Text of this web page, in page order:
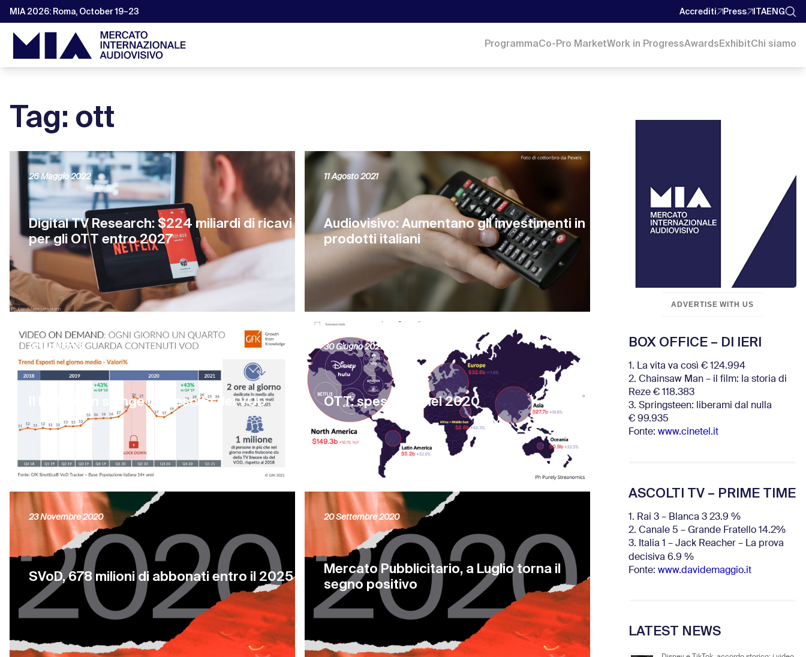
MIA 2026: Roma, October 19–23 Accrediti Press ITAENG
ProgrammaCo-Pro MarketWork in ProgressAwardsExhibitChi siamo
Tag: ott
Digital TV Research: $224 miliardi di ricavi
per gli OTT entro 2027
26 Maggio 2022
Audiovisivo: Aumentano gli investimenti in
prodotti italiani
11 Agosto 2021
Il lockdown spinge la crescita del VOD
22 Luglio 2021
OTT: spese folli nel 2020
30 Giugno 2021
SVoD, 678 milioni di abbonati entro il 2025
23 Novembre 2020
Mercato Pubblicitario, a Luglio torna il
segno positivo
20 Settembre 2020
ADVERTISE WITH US
BOX OFFICE – DI IERI
1. La vita va così € 124.994
2. Chainsaw Man – il film: la storia di
Reze € 118.383
3. Springsteen: liberami dal nulla
€ 99.935
Fonte: www.cinetel.it
ASCOLTI TV – PRIME TIME
1. Rai 3 – Blanca 3 23.9 %
2. Canale 5 – Grande Fratello 14.2%
3. Italia 1 – Jack Reacher – La prova
decisiva 6.9 %
Fonte: www.davidemaggio.it
LATEST NEWS